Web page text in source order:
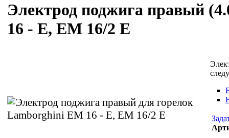
Электрод поджига правый
16 - Е, ЕМ 16/2 Е